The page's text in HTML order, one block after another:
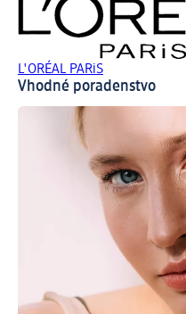
L'ORÉAL PARiS
Vhodné poradenstvo